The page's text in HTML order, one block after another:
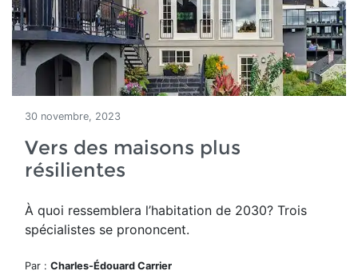
30 novembre, 2023
Vers des maisons plus
résilientes
À quoi ressemblera l’habitation de 2030? Trois
spécialistes se prononcent.
Par : Charles-Édouard Carrier